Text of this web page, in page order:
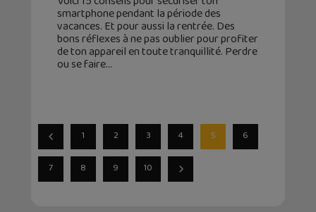
smartphone pendant la période des
vacances. Et pour aussi la rentrée. Des
bons réflexes à ne pas oublier pour profiter
de ton appareil en toute tranquillité. Perdre
ou se faire
1 2 3 4 5 6
7 8 9 10